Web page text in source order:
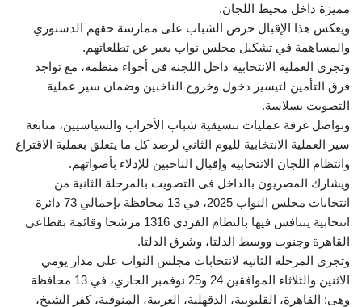
مميزة داخل محيط اللجان.
ويعكس هذا الإقبال حرص الشباب على ممارسة حقهم الدستوري
والمساهمة في تشكيل مجلس نواب يعبر عن تطلعاتهم.
وتجري العملية الانتخابية داخل اللجنة في أجواء منظمة، مع تواجد
فرق التأمين لتيسير دخول وخروج الناخبين وضمان سير عملية
التصويت بسلاسة.
وتواصل غرفة عمليات تنسيقية شباب الأحزاب والسياسيين، متابعة
سير العملية الانتخابية لليوم الثاني لرصد كل ما يتعلق بعملية الاقتراع
وانتظام اللجان الانتخابية وإقبال الناخبين للإدلاء بأصواتهم.
ويشارك المصريون بالداخل فى التصويت بالمرحلة الثانية من
انتخابات مجلس النواب 2025، في 13 محافظة بإجمالي 73 دائرة
انتخابية يتنافس فيها بالنظام الفردى 1316 مرشحا وقائمة بقطاعي
القاهرة وجنوب ووسط الدلتا، وشرق الدلتا.
وتجرى المرحلة الثانية لانتخابات مجلس النواب على مدار يومي
الاثنين والثلاثاء الموافقين 24 و25 نوفمبر الجاري، في 13 محافظة
وهى: القاهرة، القليوبية، الدقهلية، الغربية، المنوفية، كفر الشيخ،